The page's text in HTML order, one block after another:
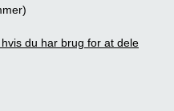
du har brug for at dele